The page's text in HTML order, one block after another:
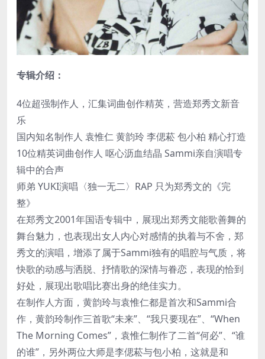
专辑介绍：
4位超强制作人，汇集词曲创作精英，营造郑秀文新音
乐
国内知名制作人 袁惟仁 黄韵玲 李偲菘 包小柏 精心打造
10位精英词曲创作人 呕心沥血结晶 Sammi亲自演唱专
辑中的合声
师弟 YUKI演唱〈独一无二〉RAP 只为郑秀文的《完
整》
在郑秀文2001年国语专辑中，展现出郑秀文能歌善舞的
舞台魅力，也表现出女人内心对感情的执着与不舍，郑
秀文的演唱，增添了属于Sammi独有的唱腔与气质，将
快歌的动感与洒脱、抒情歌的深情与眷恋，表现的恰到
好处，展现出歌唱比赛出身的绝佳实力。
在制作人方面，黄韵玲与袁惟仁都是首次和Sammi合
作，黄韵玲制作三首歌“未来”、“我只要现在”、“When
The Morning Comes”，袁惟仁制作了二首“何必”、“谁
的谁”，另外两位大师是李偲菘与包小柏，这就是和